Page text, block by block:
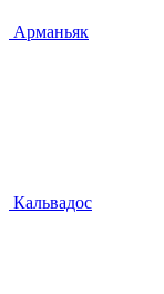
Арманьяк
Кальвадос